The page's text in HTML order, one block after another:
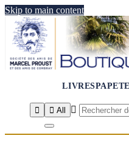
Skip to main content
LIVRES

 All 